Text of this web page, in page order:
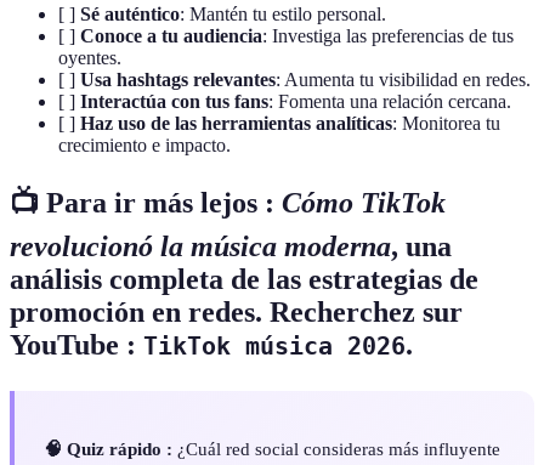
[ ] Sé auténtico: Mantén tu estilo personal.
[ ] Conoce a tu audiencia: Investiga las preferencias de tus
oyentes.
[ ] Usa hashtags relevantes: Aumenta tu visibilidad en redes.
[ ] Interactúa con tus fans: Fomenta una relación cercana.
[ ] Haz uso de las herramientas analíticas: Monitorea tu
crecimiento e impacto.
📺 Para ir más lejos : Cómo TikTok
revolucionó la música moderna, una
análisis completa de las estrategias de
promoción en redes. Recherchez sur
YouTube : TikTok música 2026.
🧠 Quiz rápido : ¿Cuál red social consideras más influyente